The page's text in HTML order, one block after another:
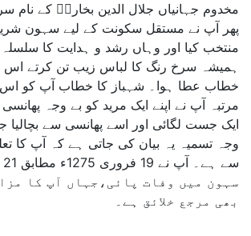
مخدوم جہانیاں جلال الدین بخاریؒ کے
پھر آپ نے مستقل سکونت کے لیے سہون
منتخب کیا اور وہاں رشد و ہدایت کا
ہمیشہ سرخ رنگ کا لباس زیب تن کرتے اس
خطاب عطا ہوا۔ شہباز کا خطاب آپ کو اس
مرتبہ آپ نے اپنے ایک مرید کو بے وجہ
ایک جست لگائی اور اسے پھانسی سے بچالیا
وجہ تسمیہ یہ بیان کی جاتی ہے کہ آپ کا
سہون میں وفات پائی،جہاں آپ کا
بھی مرجع خلائق ہے۔